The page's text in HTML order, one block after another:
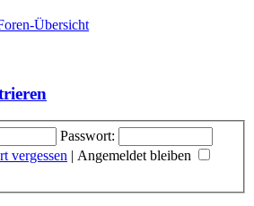
Übersicht
Passwort:
vergessen | Angemeldet bleiben